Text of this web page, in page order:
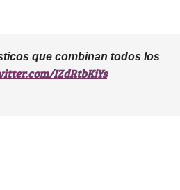
que combinan todos los
IZdRtbKiYs